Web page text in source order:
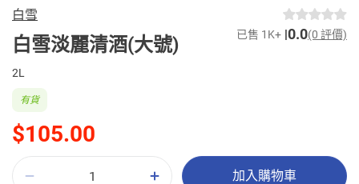
白雪
白雪淡麗清酒(大號) 已售 1K+ 0.0(0 評價)
2L
$105.00
有貨
加入購物車